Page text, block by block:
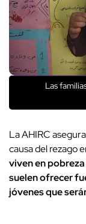
Las
La AHIRC
causa del rezago
viven en
suelen ofrecer
jóvenes que